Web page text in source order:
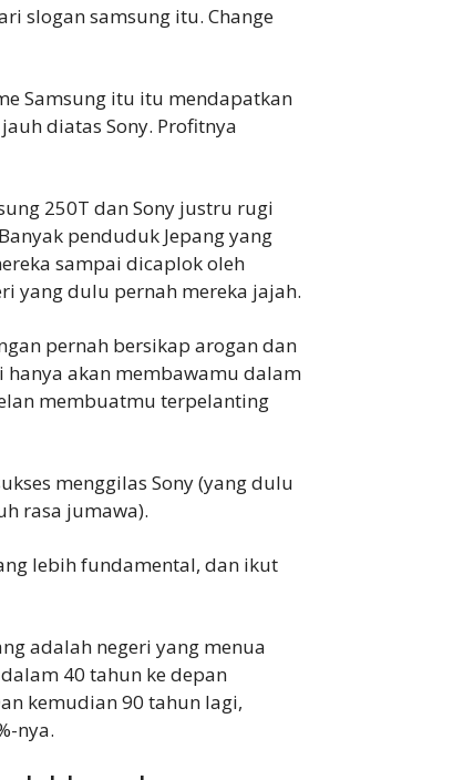
slogan samsung itu. Change
Samsung itu itu mendapatkan
diatas Sony. Profitnya
250T dan Sony justru rugi
penduduk Jepang yang
sampai dicaplok oleh
yang dulu pernah mereka jajah.
pernah bersikap arogan dan
hanya akan membawamu dalam
membuatmu terpelanting
menggilas Sony (yang dulu
rasa jumawa).
lebih fundamental, dan ikut
adalah negeri yang menua
40 tahun ke depan
kemudian 90 tahun lagi,
nya.